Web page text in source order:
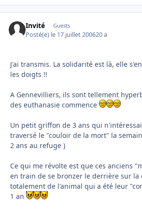
Invité Guests
Posté(e) le 17 juillet 200620 a
J'ai transmis. La solidarité est là, elle
les doigts !!
A Gennevilliers, ils sont tellement
des euthanasie commence
Un petit griffon de 3 ans qui
traversé le "couloir de la mort" la
2 ans au refuge )
Ce qui me révolte est que ces anciens
en train de se bronzer le derrière sur la
totalement de l'animal qui a été leur
1 an